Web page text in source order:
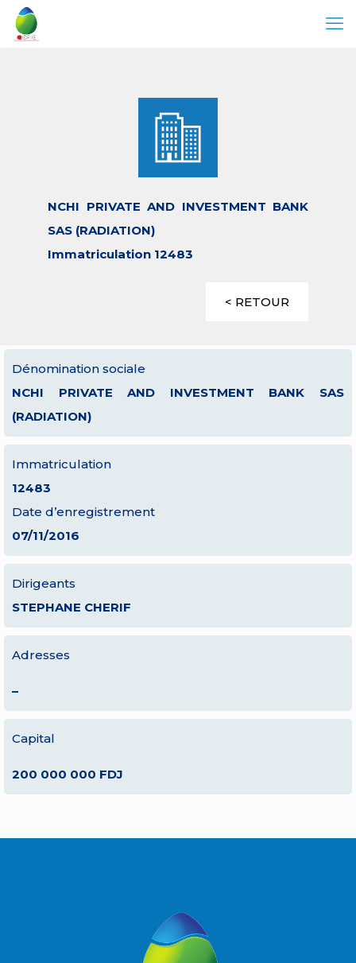
NCHI PRIVATE AND INVESTMENT BANK
SAS (RADIATION)
Immatriculation 12483
< RETOUR
Dénomination sociale
NCHI PRIVATE AND INVESTMENT BANK SAS
(RADIATION)
Immatriculation
12483
Date d’enregistrement
07/11/2016
Dirigeants
STEPHANE CHERIF
Adresses
–
Capital
200 000 000 FDJ